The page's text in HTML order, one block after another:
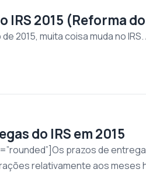
IRS 2015 (Reforma do
de 2015, muita coisa muda no
do IRS em 2015
prazos de
relativamente aos meses